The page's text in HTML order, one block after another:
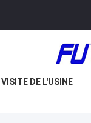
VISITE DE L'USINE